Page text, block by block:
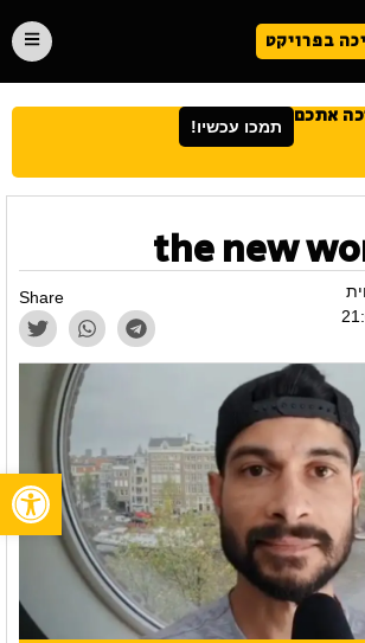
בפרויקט
אתכם תמכו עכשיו!
the new
Share